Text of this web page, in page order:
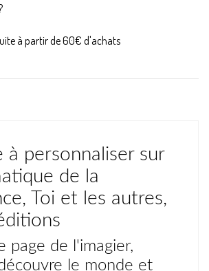
à partir de 60€ d'achats
à personnaliser sur
de la
Toi et les autres,
page de l'imagier,
le monde et